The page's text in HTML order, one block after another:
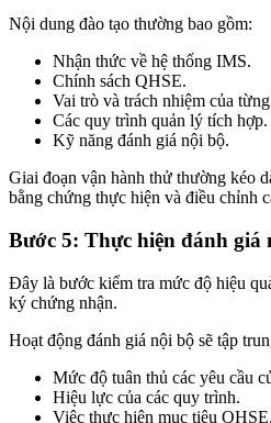
Nội dung đào tạo thường bao gồm:
Nhận thức về hệ thống IMS.
Chính sách QHSE.
Vai trò và trách nhiệm của
Các quy trình quản lý tích hợp.
Kỹ năng đánh giá nội bộ.
Giai đoạn vận hành thử thường kéo
bằng chứng thực hiện và điều chỉnh
Bước 5: Thực hiện đánh giá
Đây là bước kiểm tra mức độ hiệu
ký chứng nhận.
Hoạt động đánh giá nội bộ sẽ tập
Mức độ tuân thủ các yêu cầu
Hiệu lực của các quy trình.
Việc thực hiện mục tiêu QHSE.